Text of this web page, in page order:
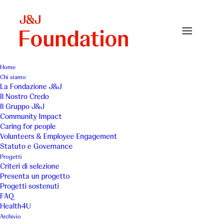
Home
Chi siamo
La Fondazione J&J
Il Nostro Credo
Il Gruppo J&J
Community Impact
Caring for people
Volunteers & Employee Engagement
Statuto e Governance
Progetti
Criteri di selezione
Presenta un progetto
Progetti sostenuti
FAQ
Health4U
Archivio
L’Abbraccio ODV